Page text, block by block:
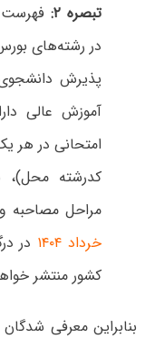
تبصره ۲:
فهرست
در رشته‌های
پذیرش
آموزش عالی
کدرشته محل)،
مراحل مصاحبه
خرداد ۱۴۰۴
در
کشور منتشر
بنابراین معرفی